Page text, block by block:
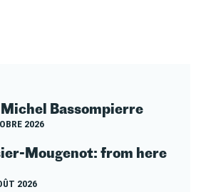
Bassompierre
2026
Mougenot: from here
2026